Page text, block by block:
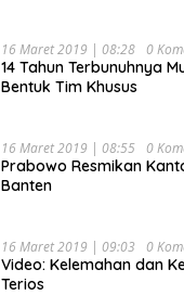
16 Maret 2019 | 08:28 0
14 Tahun Terbunuhnya
Bentuk Tim Khusus
16 Maret 2019 | 08:55 0
Prabowo Resmikan
Banten
16 Maret 2019 | 09:03 0
Video: Kelemahan dan
Terios